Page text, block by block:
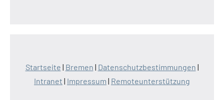
Startseite | Bremen | Datenschutzbestimmungen |
Intranet | Impressum | Remoteunterstützung